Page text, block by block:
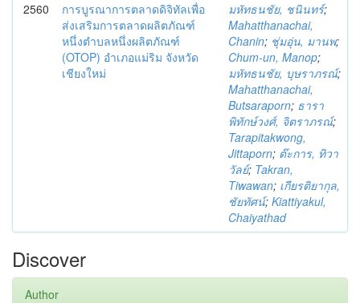
2560
การบูรณาการตลาดดิจิทัลเพื่อ
ส่งเสริมการตลาดผลิตภัณฑ์
หนึ่งตำบลหนึ่งผลิตภัณฑ์
(OTOP) อำเภอแม่ริม จังหวัด
เชียงใหม่
มหัทธนชัย, ชนินทร์;
Mahatthanachai,
Chanin; ชุ่มอุ่น, มานพ;
Chum-un, Manop;
มหัทธนชัย, บุษราภรณ์;
Mahatthanachai,
Butsaraporn; ธารา
พิทักษ์วงศ์, จิตราภรณ์;
Tarapitakwong,
Jittaporn; ต๊ะการ, ทิวา
วัลย์; Takran,
Tiwawan; เกียรติยากุล,
ชัยทัศน์; Kiattiyakul,
Chaiyathad
Discover
Author